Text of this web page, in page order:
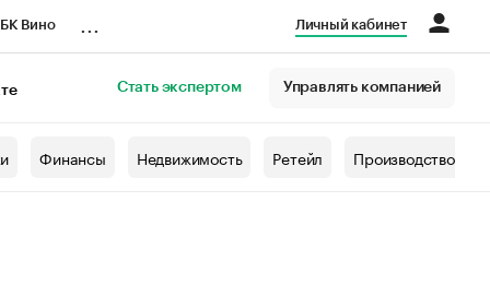
Вино Личный кабинет
Стать экспертом Управлять компанией
Финансы Недвижимость Ретейл Производство